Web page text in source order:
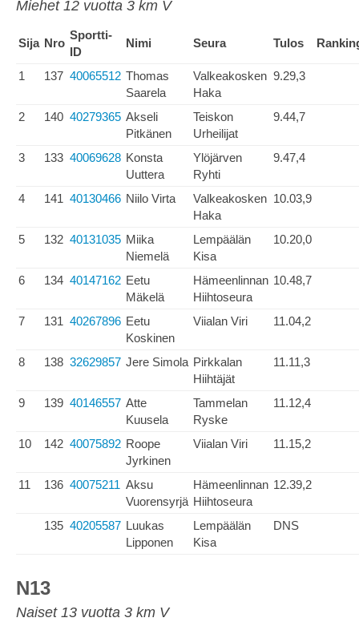
Miehet 12 vuotta 3 km V
Sija Nro
Sportti-
ID
Nimi Seura Tulos
1 137 40065512 Thomas
Saarela
Valkeakosken
Haka
9.29,3
2 140 40279365 Akseli
Pitkänen
Teiskon
Urheilijat
9.44,7
3 133 40069628 Konsta
Uuttera
Ylöjärven
Ryhti
9.47,4
4 141 40130466 Niilo Virta
Valkeakosken
Haka
10.03,9
5 132 40131035 Miika
Niemelä
Lempäälän
Kisa
10.20,0
6 134 40147162 Eetu
Mäkelä
Hämeenlinnan
Hiihtoseura
10.48,7
7 131 40267896 Eetu
Koskinen
Viialan Viri 11.04,2
8 138 32629857 Jere Simola Pirkkalan
Hiihtäjät
11.11,3
9 139 40146557 Atte
Kuusela
Tammelan
Ryske
11.12,4
10 142 40075892 Roope
Jyrkinen
Viialan Viri 11.15,2
11 136 40075211 Aksu
Vuorensyrjä
Hämeenlinnan
Hiihtoseura
12.39,2
135 40205587 Luukas
Lipponen
Lempäälän
Kisa
DNS
N13
Naiset 13 vuotta 3 km V